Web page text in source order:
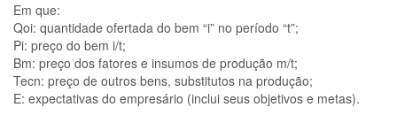
Em que:
Qoi: quantidade ofertada do bem “i” no período “t”;
Pi: preço do bem i/t;
Bm: preço dos fatores e insumos de produção m/t;
Tecn: preço de outros bens, substitutos na produção;
E: expectativas do empresário (inclui seus objetivos e metas).